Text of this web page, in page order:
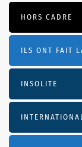
HORS CADRE
ILS ONT FAIT
INSOLITE